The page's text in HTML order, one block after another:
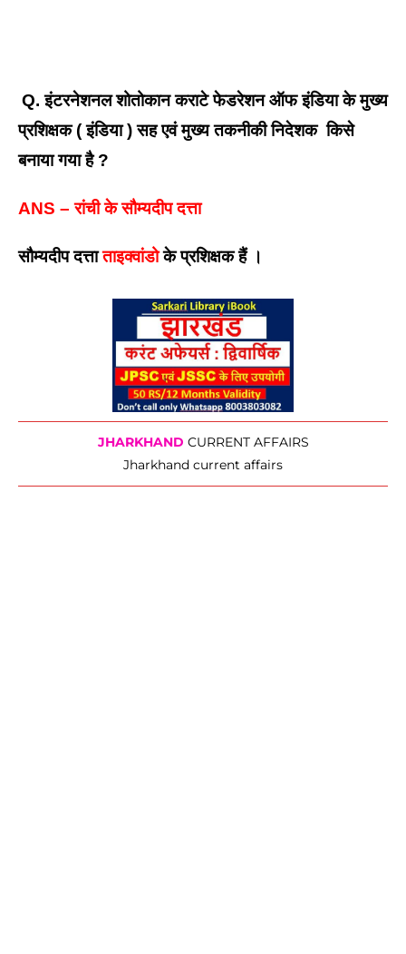
Q. इंटरनेशनल शोतोकान कराटे फेडरेशन ऑफ इंडिया के मुख्य
प्रशिक्षक ( इंडिया ) सह एवं मुख्य तकनीकी निदेशक  किसे
बनाया गया है ?
ANS – रांची के सौम्यदीप दत्ता
सौम्यदीप दत्ता ताइक्वांडो के प्रशिक्षक हैं ।
JHARKHAND CURRENT AFFAIRS
Jharkhand current affairs